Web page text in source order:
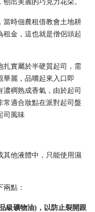
出美麗的巧克力花朵。
當時佃農租借教會土地耕
租金，這也就是僧侶頭起
扎實屬於半硬質起司，需
華麗，品嚐起來入口即
稠熟成香氣，由於起司
常適合妝點在派對起司盤
司風味
其他液體中，只能使用濕
點：
級礦物油)，以防止裂開跟